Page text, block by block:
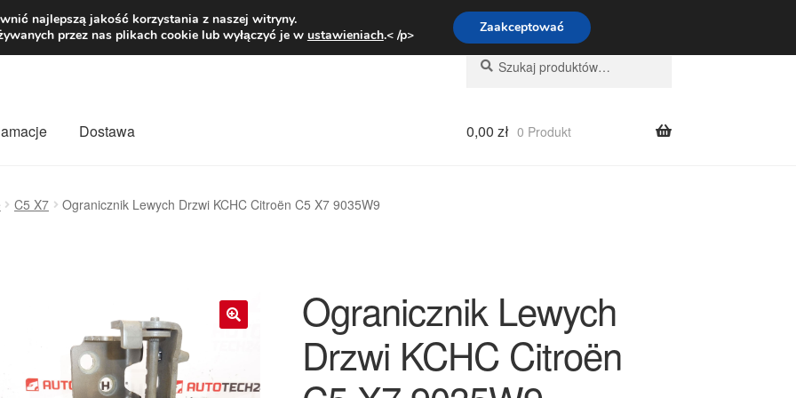
zł Pn.-pt. 9:00-16:00800 003 167
Szukaj:
Szukaj
Dostawa 0,00 zł 0 Produkt
C5 X7 Ogranicznik Lewych Drzwi KCHC Citroën C5 X7 9035W9
Ogranicznik Lewych
Drzwi KCHC Citroën
najlepszą jakość korzystania z naszej witryny.
przez nas plikach cookie lub wyłączyć je w ustawieniach.< /p> Zaakceptować